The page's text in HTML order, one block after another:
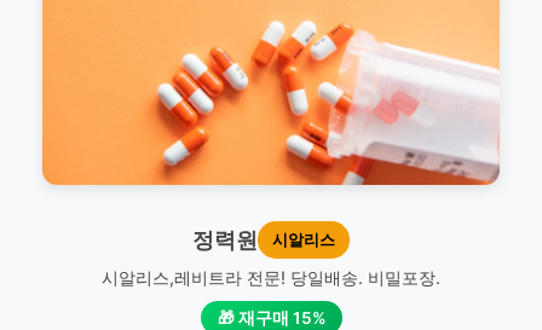
정력원 시알리스
시알리스,레비트라 전문! 당일배송. 비밀포장.
🎁 재구매 15%